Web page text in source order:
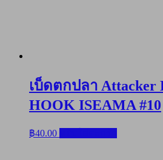
เบ็ดตกปลา Attacker
HOOK ISEAMA #10
฿40.00